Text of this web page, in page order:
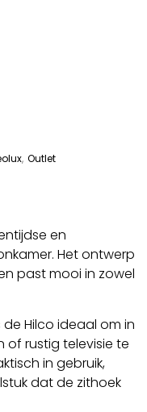
, Outlet
en
Het ontwerp
past mooi in zowel
Hilco ideaal om in
of rustig televisie te
in gebruik,
dat de zithoek